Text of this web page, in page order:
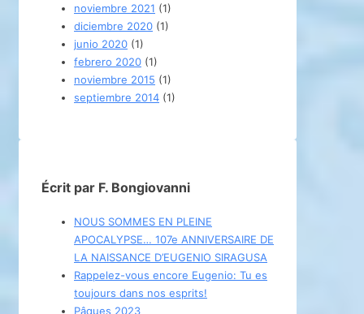
noviembre 2021 (1)
diciembre 2020 (1)
junio 2020 (1)
febrero 2020 (1)
noviembre 2015 (1)
septiembre 2014 (1)
Écrit par F. Bongiovanni
NOUS SOMMES EN PLEINE
APOCALYPSE… 107e ANNIVERSAIRE DE
LA NAISSANCE D’EUGENIO SIRAGUSA
Rappelez-vous encore Eugenio: Tu es
toujours dans nos esprits!
Pâques 2023